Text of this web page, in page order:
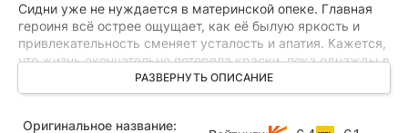
Сидни уже не нуждается в материнской опеке. Главная
героиня всё острее ощущает, как её былую яркость и
привлекательность сменяет усталость и апатия. Кажется,
что жизнь окончательно потеряла краски, пока однажды в
учебном заведении не появляется новый лектор
Владимир – харизматичный молодой человек, увлечённый
преподаёт, но и пробует себя в творчестве, мгновенно
РАЗВЕРНУТЬ ОПИСАНИЕ
Оригинальное название: